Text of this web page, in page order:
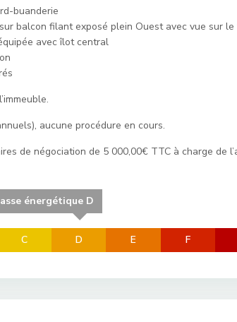
buanderie
balcon filant exposé plein Ouest avec vue sur
avec îlot central
aucune procédure en cours.
de négociation de 5 000,00€ TTC à charge de
C
énergétique D
D E F